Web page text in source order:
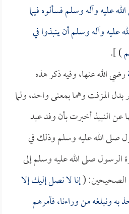
عليه وآله وسلم فسألوه فيما
عليه وآله وسلم أن ينبذوا في
) ].
رضي الله عنها، وفيه ذكر هذه
بدل المزفت وهما بمعنى واحد، ولما
عن النبيذ أخبرت بأن وفد عبد
صلى الله عليه وسلم وذلك في
صلى الله عليه وسلم إلى
الصحيحين: (إنا لا نصل إليك إلا
به ونبلغه من وراءنا، فأمرهم